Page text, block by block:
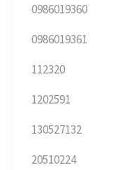
0986019360
0986019361
112320
1202591
130527132
20510224